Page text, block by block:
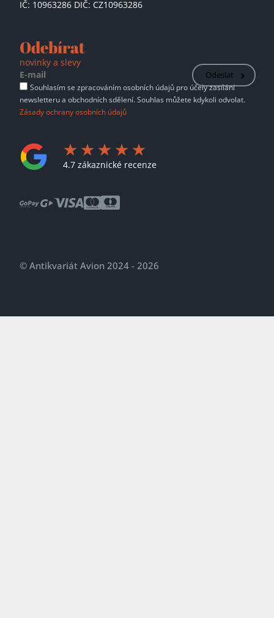
IČ: 10963286 DIČ: CZ10963286
Odebírat
novinky a slevy
Odeslat
Souhlasím se zpracováním osobních údajů pro účely zasílání
newsletteru a obchodních sdělení. Souhlas můžete kdykoli odvolat.
Zásady ochrany osobních údajů
4.7 zákaznické recenze
© Antikvariát Avion 2024 - 2026